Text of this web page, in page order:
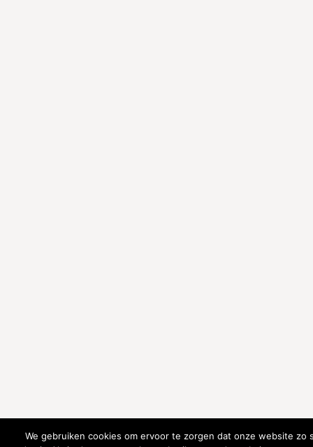
We gebruiken cookies om ervoor te zorgen dat onze website zo